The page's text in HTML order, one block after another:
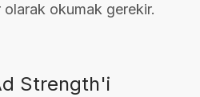
okumak gerekir.
Strength'i